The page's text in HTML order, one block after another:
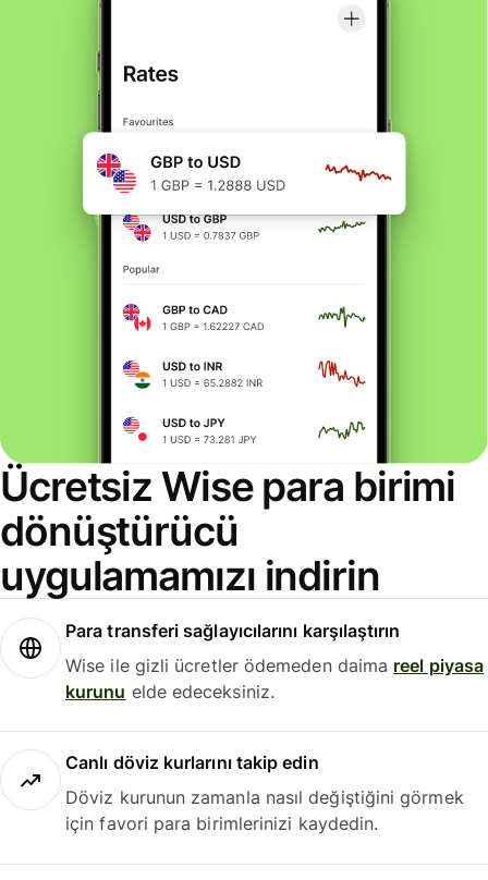
Ücretsiz Wise para birimi
dönüştürücü
uygulamamızı indirin
Para transferi sağlayıcılarını karşılaştırın
Wise ile gizli ücretler ödemeden daima reel piyasa
kurunu elde edeceksiniz.
Canlı döviz kurlarını takip edin
Döviz kurunun zamanla nasıl değiştiğini görmek
için favori para birimlerinizi kaydedin.